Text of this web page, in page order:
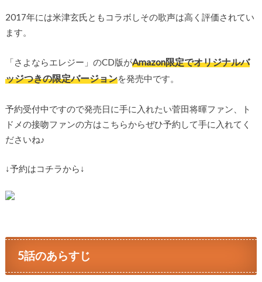
2017年には米津玄氏ともコラボしその歌声は高く評価されてい
ます。
「さよならエレジー」のCD版がAmazon限定でオリジナルバ
ッジつきの限定バージョンを発売中です。
予約受付中ですので発売日に手に入れたい菅田将暉ファン、ト
ドメの接吻ファンの方はこちらからぜひ予約して手に入れてく
ださいね♪
↓予約はコチラから↓
5話のあらすじ